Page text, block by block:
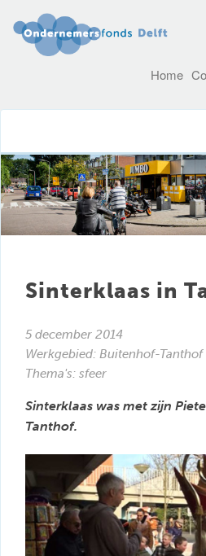
Home
Sinterklaas in
5 december 2014
Werkgebied: Buitenhof-Tanthof
Thema's: sfeer
Sinterklaas was met zijn
Tanthof.